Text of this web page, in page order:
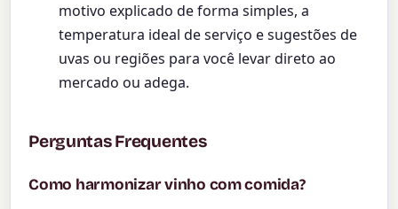
motivo explicado de forma simples, a
temperatura ideal de serviço e sugestões de
uvas ou regiões para você levar direto ao
mercado ou adega.
Perguntas Frequentes
Como harmonizar vinho com comida?